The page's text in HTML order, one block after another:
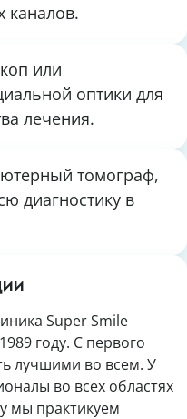
каналов.
или
оптики для
лечения.
томограф,
диагностику в
Super Smile
году. С первого
лучшими во всем. У
во всех областях
мы практикуем